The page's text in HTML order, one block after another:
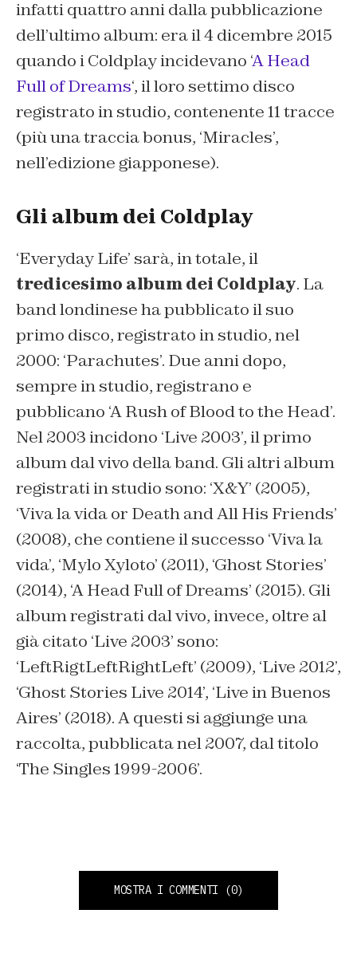
infatti quattro anni dalla pubblicazione
dell’ultimo album: era il 4 dicembre 2015
quando i Coldplay incidevano ‘A Head
Full of Dreams‘, il loro settimo disco
registrato in studio, contenente 11 tracce
(più una traccia bonus, ‘Miracles’,
nell’edizione giapponese).
Gli album dei Coldplay
‘Everyday Life’ sarà, in totale, il
tredicesimo album dei Coldplay. La
band londinese ha pubblicato il suo
primo disco, registrato in studio, nel
2000: ‘Parachutes’. Due anni dopo,
sempre in studio, registrano e
pubblicano ‘A Rush of Blood to the Head’.
Nel 2003 incidono ‘Live 2003’, il primo
album dal vivo della band. Gli altri album
registrati in studio sono: ‘X&Y’ (2005),
‘Viva la vida or Death and All His Friends’
(2008), che contiene il successo ‘Viva la
vida’, ‘Mylo Xyloto’ (2011), ‘Ghost Stories’
(2014), ‘A Head Full of Dreams’ (2015). Gli
album registrati dal vivo, invece, oltre al
già citato ‘Live 2003’ sono:
‘LeftRigtLeftRightLeft’ (2009), ‘Live 2012’,
‘Ghost Stories Live 2014’, ‘Live in Buenos
Aires’ (2018). A questi si aggiunge una
raccolta, pubblicata nel 2007, dal titolo
‘The Singles 1999-2006’.
MOSTRA I COMMENTI (0)